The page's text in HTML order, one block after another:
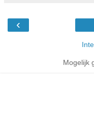
‹
Mogelijk